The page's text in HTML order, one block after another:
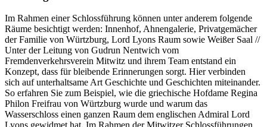
Im Rahmen einer Schlossführung können unter anderem folgende
Räume besichtigt werden: Innenhof, Ahnengalerie, Privatgemächer
der Familie von Würtzburg, Lord Lyons Raum sowie Weißer Saal //
Unter der Leitung von Gudrun Nentwich vom
Fremdenverkehrsverein Mitwitz und ihrem Team entstand ein
Konzept, dass für bleibende Erinnerungen sorgt. Hier verbinden
sich auf unterhaltsame Art Geschichte und Geschichten miteinander.
So erfahren Sie zum Beispiel, wie die griechische Hofdame Regina
Philon Freifrau von Würtzburg wurde und warum das
Wasserschloss einen ganzen Raum dem englischen Admiral Lord